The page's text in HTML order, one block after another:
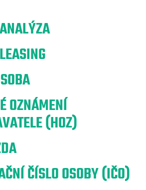
OZNÁMENÍ
(HOZ)
ČÍSLO OSOBY (IČO)